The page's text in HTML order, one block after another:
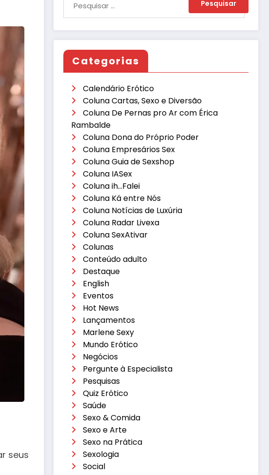
seus
Categorias
Calendário Erótico
Coluna Cartas, Sexo e Diversão
Coluna De Pernas pro Ar com Érica
Rambalde
Coluna Dona do Próprio Poder
Coluna Empresários Sex
Coluna Guia de Sexshop
Coluna IASex
Coluna ih…Falei
Coluna Ká entre Nós
Coluna Notícias de Luxúria
Coluna Radar Livexa
Coluna SexAtivar
Colunas
Conteúdo adulto
Destaque
English
Eventos
Hot News
Lançamentos
Marlene Sexy
Mundo Erótico
Negócios
Pergunte à Especialista
Pesquisas
Quiz Erótico
Saúde
Sexo & Comida
Sexo e Arte
Sexo na Prática
Sexologia
Social